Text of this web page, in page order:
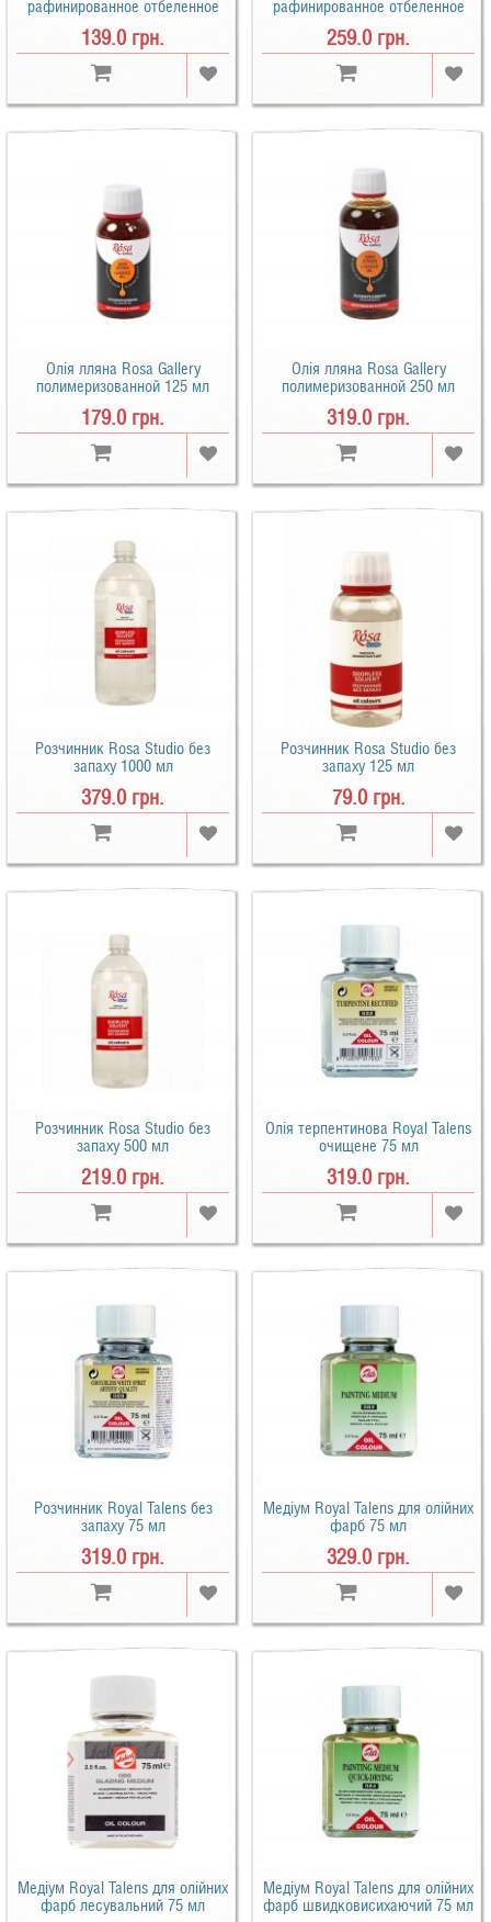
рафинированное отбеленное
139.0 грн.
рафинированное отбеленное
259.0 грн.
Олія лляна Rosa Gallery
полимеризованной 125 мл
179.0 грн.
Олія лляна Rosa Gallery
полимеризованной 250 мл
319.0 грн.
Розчинник Rosa Studio без
запаху 1000 мл
379.0 грн.
Розчинник Rosa Studio без
запаху 125 мл
79.0 грн.
Розчинник Rosa Studio без
запаху 500 мл
219.0 грн.
Олія терпентинова Royal Talens
очищене 75 мл
319.0 грн.
Розчинник Royal Talens без
запаху 75 мл
319.0 грн.
Медіум Royal Talens для олійних
фарб 75 мл
329.0 грн.
Медіум Royal Talens для олійних
фарб лесувальний 75 мл
Медіум Royal Talens для олійних
фарб швидковисихаючий 75 мл